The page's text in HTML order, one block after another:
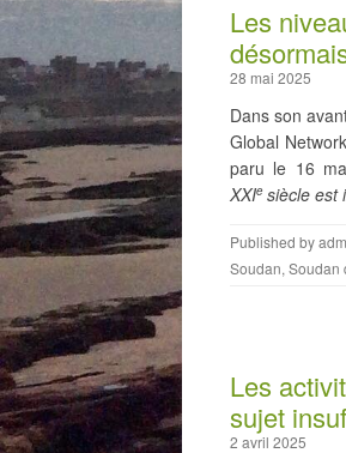
Les
28 mai 2025
Dans son
Global
paru le 16
XXIesiècle est
Published by
Soudan, Soudan
Les
sujet
2 avril 2025